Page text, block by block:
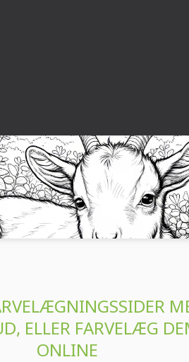
at tygge et blad: Malebillede til
af en afslappet ged og download det
nu!...
ELLER FARVELÆG
ONLINE